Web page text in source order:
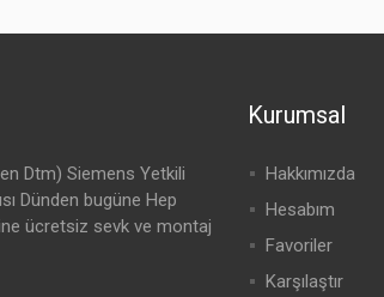
Dtm) Siemens Yetkili
Dünden bugüne Hep
ücretsiz sevk ve montaj
Kurumsal
Hakkımızda
Hesabım
Favoriler
Karşılaştır